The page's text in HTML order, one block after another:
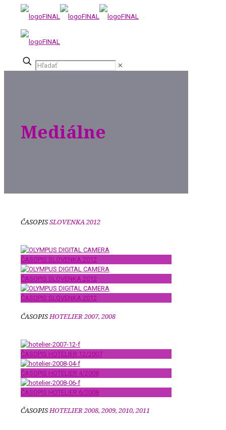
✕
Mediálne
ČASOPISSLOVENKA 2012
ČASOPIS SLOVENKA 2012
ČASOPIS SLOVENKA 2012
ČASOPIS SLOVENKA 2012
ČASOPISHOTELIER 2007, 2008
ČASOPIS HOTELIER 12/2007
ČASOPIS HOTELIER 4/2008
ČASOPIS HOTELIER 6/2008
ČASOPISHOTELIER 2008, 2009, 2010, 2011